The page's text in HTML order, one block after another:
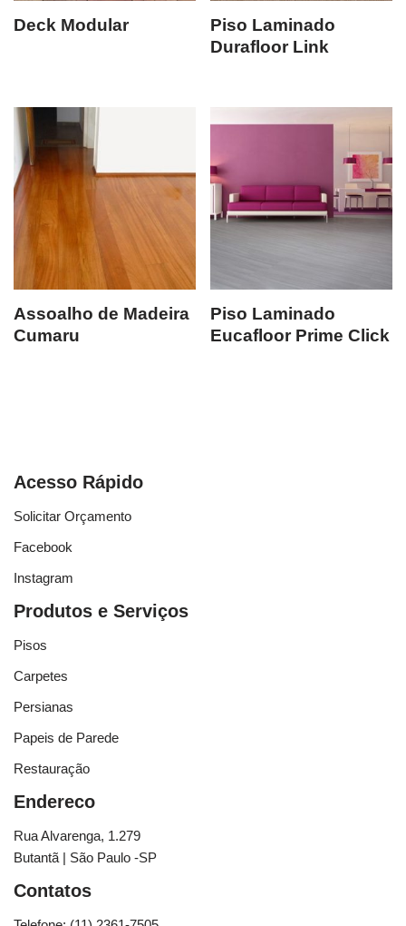
Deck Modular
Piso Laminado
Durafloor Link
Assoalho de Madeira
Cumaru
Piso Laminado
Eucafloor Prime Click
Acesso Rápido
Solicitar Orçamento
Facebook
Instagram
Produtos e Serviços
Pisos
Carpetes
Persianas
Papeis de Parede
Restauração
Endereco
Rua Alvarenga, 1.279
Butantã | São Paulo -SP
Contatos